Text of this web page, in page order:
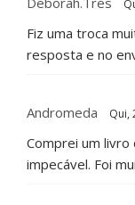
Fiz uma troca
resposta e no
Andromeda Qui,
Comprei um livro
impecável. Foi